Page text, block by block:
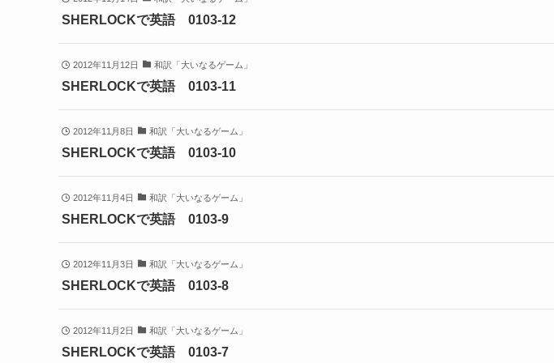
SHERLOCKで英語 0103-12
2012年11月12日 和訳「大いなるゲーム」
SHERLOCKで英語 0103-11
2012年11月8日 和訳「大いなるゲーム」
SHERLOCKで英語 0103-10
2012年11月4日 和訳「大いなるゲーム」
SHERLOCKで英語 0103-9
2012年11月3日 和訳「大いなるゲーム」
SHERLOCKで英語 0103-8
2012年11月2日 和訳「大いなるゲーム」
SHERLOCKで英語 0103-7